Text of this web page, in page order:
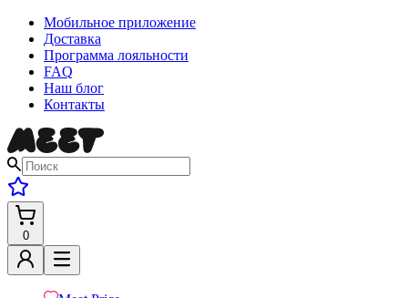
Мобильное приложение
Доставка
Программа лояльности
FAQ
Наш блог
Контакты
0